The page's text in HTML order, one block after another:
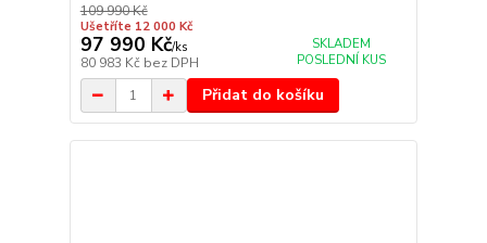
109 990 Kč
Ušetříte 12 000 Kč
97 990 Kč/ks
80 983 Kč bez DPH
SKLADEM
POSLEDNÍ KUS
Přidat do košíku